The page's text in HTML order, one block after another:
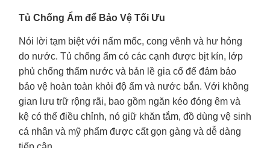
Tủ Chống Ẩm để Bảo Vệ Tối Ưu
Nói lời tạm biệt với nấm mốc, cong vênh và hư hỏng
do nước. Tủ chống ẩm có các cạnh được bịt kín, lớp
phủ chống thấm nước và bản lề gia cố để đảm bảo
bảo vệ hoàn toàn khỏi độ ẩm và nước bắn. Với không
gian lưu trữ rộng rãi, bao gồm ngăn kéo đóng êm và
kệ có thể điều chỉnh, nó giữ khăn tắm, đồ dùng vệ sinh
cá nhân và mỹ phẩm được cất gọn gàng và dễ dàng